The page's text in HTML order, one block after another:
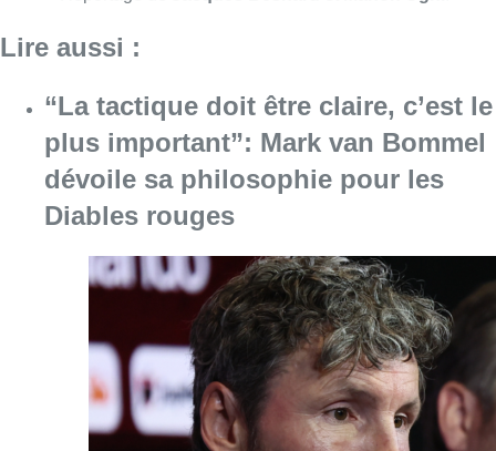
Consulter l'article "“La tactique doit être
Le RWDM récolte déjà 100.000
euros pour financer sa